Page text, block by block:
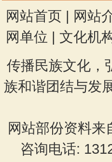
网站首页 | 网站
网单位 | 文化机
传播民族文化，
族和谐团结与发
网站部份资料
咨询电话: